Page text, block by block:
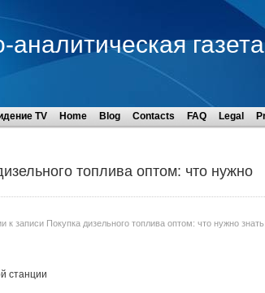
газета
TV Home Blog Contacts FAQ Legal
топлива оптом: что нужно
к записи Покупка дизельного топлива оптом: что нужно знать